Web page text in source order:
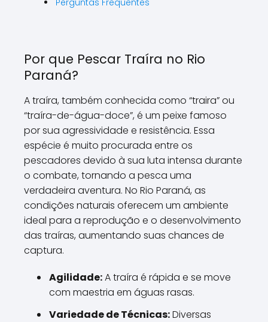
Perguntas Frequentes
Por que Pescar Traíra no Rio
Paraná?
A traíra, também conhecida como “traira” ou
“traíra-de-água-doce”, é um peixe famoso
por sua agressividade e resistência. Essa
espécie é muito procurada entre os
pescadores devido à sua luta intensa durante
o combate, tornando a pesca uma
verdadeira aventura. No Rio Paraná, as
condições naturais oferecem um ambiente
ideal para a reprodução e o desenvolvimento
das traíras, aumentando suas chances de
captura.
Agilidade:A traíra é rápida e se move
com maestria em águas rasas.
Variedade de Técnicas:Diversas